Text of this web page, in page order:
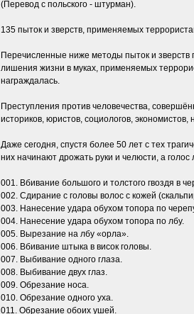
(Перевод с польского - штурман).
135 пыток и зверств, применяемых
Перечисленные ниже методы пыток и зверств
лишения жизни в муках, применяемых
награждалась.
Преступления против человечества,
историков, юристов, социологов, экономистов,
Даже сегодня, спустя более 50 лет с тех
них начинают дрожать руки и челюсти, а голос
001. Вбивание большого и толстого гвоздя в
002. Сдирание с головы волос с кожей
003. Нанесение удара обухом топора по
004. Нанесение удара обухом топора по лбу.
005. Вырезание на лбу «орла».
006. Вбивание штыка в висок головы.
007. Выбивание одного глаза.
008. Выбивание двух глаз.
009. Обрезание носа.
010. Обрезание одного уха.
011. Обрезание обоих ушей.